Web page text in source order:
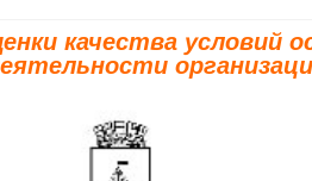
качества условий